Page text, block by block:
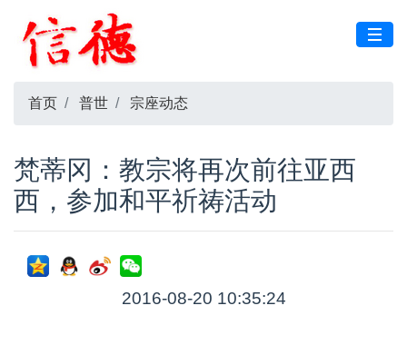
首页 普世 宗座动态
梵蒂冈：教宗将再次前往亚西
西，参加和平祈祷活动
2016-08-20 10:35:24